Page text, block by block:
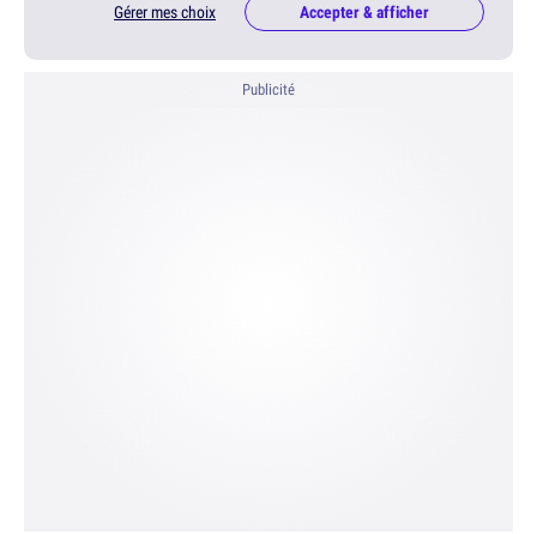
Gérer mes choix Accepter & afficher
Publicité